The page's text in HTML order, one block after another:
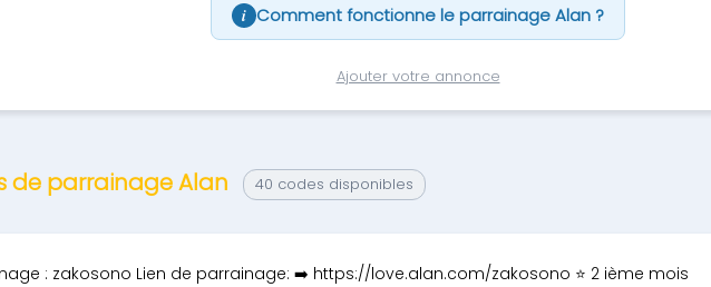
i Comment fonctionne le parrainage Alan ?
Ajouter votre annonce
de parrainage Alan 40 codes disponibles
: zakosono Lien de parrainage: ➡️ https://love.alan.com/zakosono ⭐ 2 ième mois